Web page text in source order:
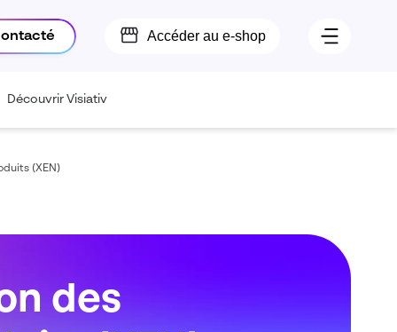
Accéder au e-shop
Découvrir Visiativ
(XEN)
des